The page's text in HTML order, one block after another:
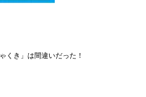
くき」は間違いだった！